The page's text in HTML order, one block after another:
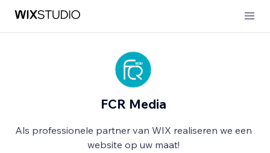
FCR Media
Als professionele partner van WIX realiseren we een
website op uw maat!